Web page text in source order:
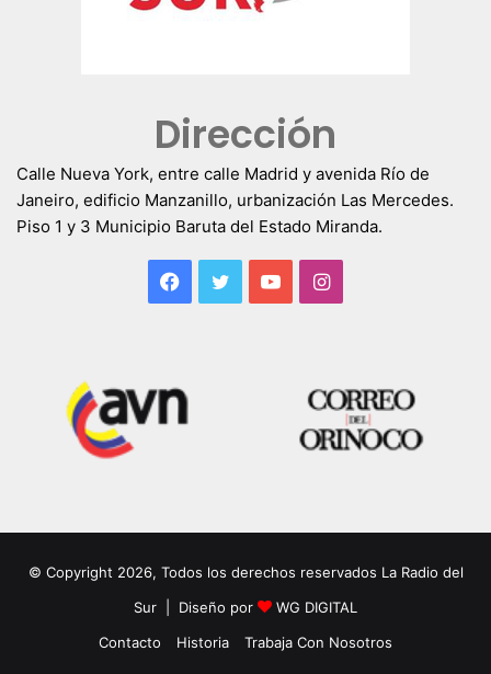
Dirección
Calle Nueva York, entre calle Madrid y avenida Río de
Janeiro, edificio Manzanillo, urbanización Las Mercedes.
Piso 1 y 3 Municipio Baruta del Estado Miranda.
Facebook
TwitterYouTubeInstagram
© Copyright 2026, Todos los derechos reservados La Radio del
Sur | Diseño por
WG DIGITAL
Contacto
Historia Trabaja Con Nosotros